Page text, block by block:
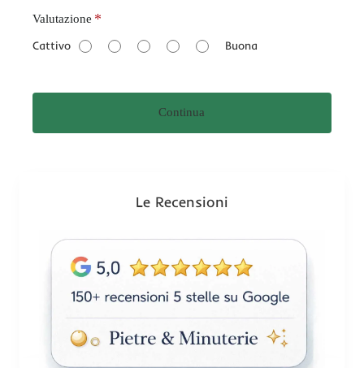
V
l
t
z
Valutazione
Cattivo Buona
Continua
Le Recensioni